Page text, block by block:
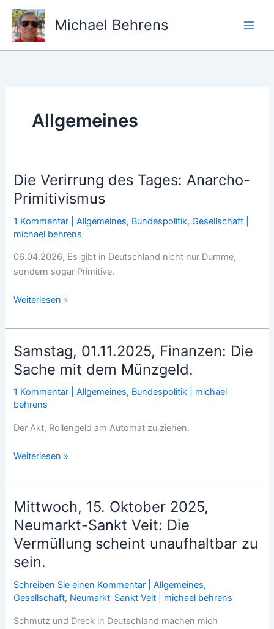
Zum
Inhalt
springen
Michael Behrens
Allgemeines
Die Verirrung des Tages: Anarcho-
Primitivismus
1 Kommentar |Allgemeines, Bundespolitik,Gesellschaft
michael behrens
06.04.2026, Es gibt in Deutschland nicht nur Dumme,
sondern sogar Primitive.
Die
des
Tages:
Anarcho-
Primitivismus
Weiterlesen »
Samstag, 01.11.2025, Finanzen: Die
Sache mit dem Münzgeld.
1 Kommentar |Allgemeines, Bundespolitik
michael
behrens
Der Akt, Rollengeld am Automat zu ziehen.
Samstag,
Finanzen:
Die
Sache
mit
dem
Münzgeld.
Weiterlesen »
Mittwoch, 15. Oktober 2025,
Neumarkt-Sankt Veit: Die
Vermüllung scheint unaufhaltbar zu
sein.
Schreiben Sie einen Kommentar |Allgemeines,
Gesellschaft, Neumarkt-Sankt Veit michael behrens
Schmutz und Dreck in Deutschland machen mich